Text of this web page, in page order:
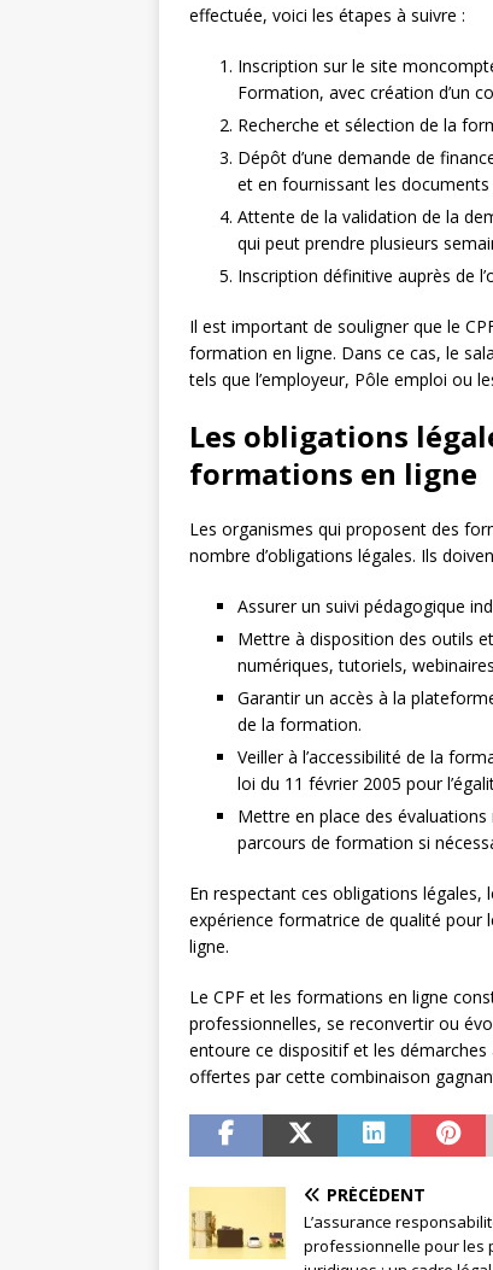
effectuée, voici les étapes à suivre :
Inscription sur le site
Formation, avec création d’un
Recherche et sélection de la
Dépôt d’une demande de
et en fournissant les
Attente de la validation de la
qui peut prendre plusieurs
Inscription définitive auprès de
Il est important de souligner que le
formation en ligne. Dans ce cas, le
tels que l’employeur, Pôle emploi ou
Les obligations
formations en ligne
Les organismes qui proposent des
nombre d’obligations légales. Ils
Assurer un suivi pédagogique
Mettre à disposition des outils
numériques, tutoriels,
Garantir un accès à la
de la formation.
Veiller à l’accessibilité de la
loi du 11 février 2005 pour
Mettre en place des
parcours de formation si
En respectant ces obligations
expérience formatrice de qualité pour
ligne.
Le CPF et les formations en ligne
professionnelles, se reconvertir ou
entoure ce dispositif et les
offertes par cette combinaison
PRÉCÉDENT
L’assurance
professionnelle pour les